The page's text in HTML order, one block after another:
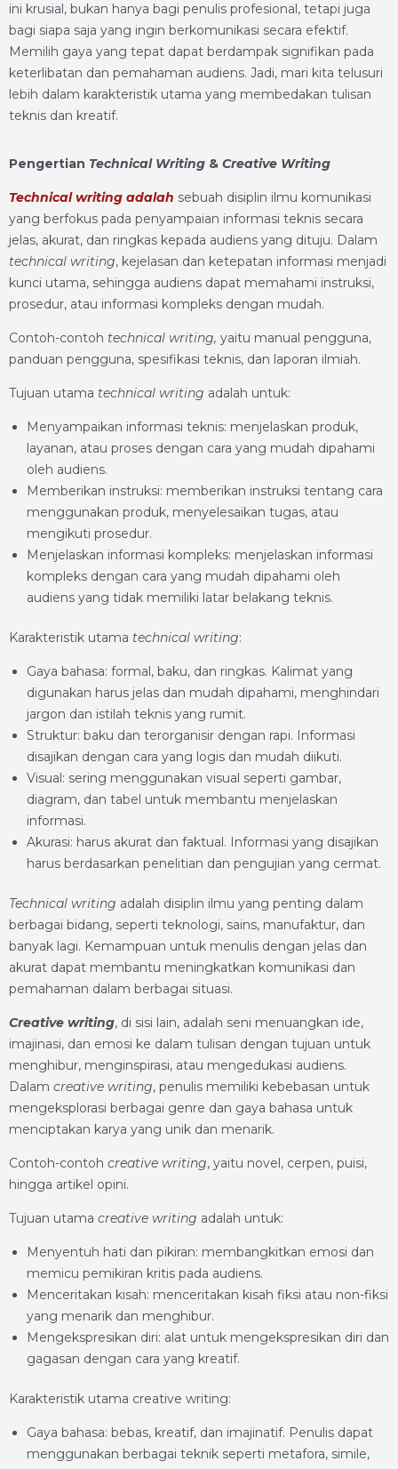
ini krusial, bukan hanya bagi penulis profesional, tetapi juga
bagi siapa saja yang ingin berkomunikasi secara efektif.
Memilih gaya yang tepat dapat berdampak signifikan pada
keterlibatan dan pemahaman audiens. Jadi, mari kita telusuri
lebih dalam karakteristik utama yang membedakan tulisan
teknis dan kreatif.
Pengertian Technical Writing & Creative Writing
Technical writing adalah sebuah disiplin ilmu komunikasi
yang berfokus pada penyampaian informasi teknis secara
jelas, akurat, dan ringkas kepada audiens yang dituju. Dalam
technical writing, kejelasan dan ketepatan informasi menjadi
kunci utama, sehingga audiens dapat memahami instruksi,
prosedur, atau informasi kompleks dengan mudah.
Contoh-contoh technical writing, yaitu manual pengguna,
panduan pengguna, spesifikasi teknis, dan laporan ilmiah.
Tujuan utama technical writing adalah untuk:
Menyampaikan informasi teknis: menjelaskan produk,
layanan, atau proses dengan cara yang mudah dipahami
oleh audiens.
Memberikan instruksi: memberikan instruksi tentang cara
menggunakan produk, menyelesaikan tugas, atau
mengikuti prosedur.
Menjelaskan informasi kompleks: menjelaskan informasi
kompleks dengan cara yang mudah dipahami oleh
audiens yang tidak memiliki latar belakang teknis.
Karakteristik utama technical writing:
Gaya bahasa: formal, baku, dan ringkas. Kalimat yang
digunakan harus jelas dan mudah dipahami, menghindari
jargon dan istilah teknis yang rumit.
Struktur: baku dan terorganisir dengan rapi. Informasi
disajikan dengan cara yang logis dan mudah diikuti.
Visual: sering menggunakan visual seperti gambar,
diagram, dan tabel untuk membantu menjelaskan
informasi.
Akurasi: harus akurat dan faktual. Informasi yang disajikan
harus berdasarkan penelitian dan pengujian yang cermat.
Technical writing adalah disiplin ilmu yang penting dalam
berbagai bidang, seperti teknologi, sains, manufaktur, dan
banyak lagi. Kemampuan untuk menulis dengan jelas dan
akurat dapat membantu meningkatkan komunikasi dan
pemahaman dalam berbagai situasi.
Creative writing, di sisi lain, adalah seni menuangkan ide,
imajinasi, dan emosi ke dalam tulisan dengan tujuan untuk
menghibur, menginspirasi, atau mengedukasi audiens.
Dalam creative writing, penulis memiliki kebebasan untuk
mengeksplorasi berbagai genre dan gaya bahasa untuk
menciptakan karya yang unik dan menarik.
Contoh-contoh creative writing, yaitu novel, cerpen, puisi,
hingga artikel opini.
Tujuan utama creative writing adalah untuk:
Menyentuh hati dan pikiran: membangkitkan emosi dan
memicu pemikiran kritis pada audiens.
Menceritakan kisah: menceritakan kisah fiksi atau non-fiksi
yang menarik dan menghibur.
Mengekspresikan diri: alat untuk mengekspresikan diri dan
gagasan dengan cara yang kreatif.
Karakteristik utama creative writing:
Gaya bahasa: bebas, kreatif, dan imajinatif. Penulis dapat
menggunakan berbagai teknik seperti metafora, simile,